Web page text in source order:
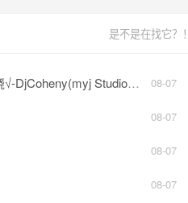
是不是在找它？！
08-07
Studio工作室).mp3
08-07
08-07
08-07